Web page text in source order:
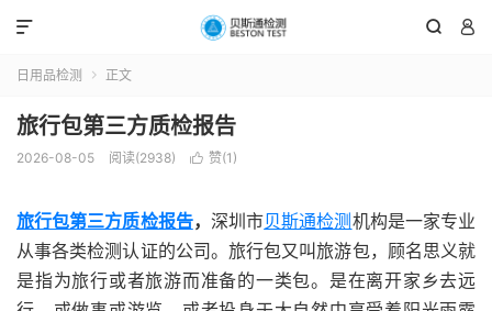
 

日用品检测  正文
旅行包第三方质检报告
2026-08-05 阅读(2938)  赞(1 )
旅行包第三方质检报告， 深圳市贝斯通检测 机构是一家专业
从事各类检测认证的公司。旅行包又叫旅游包，顾名思义就
是指为旅行或者旅游而准备的一类包。是在离开家乡去远